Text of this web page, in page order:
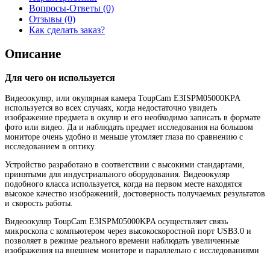
Вопросы-Ответы (0)
Отзывы (0)
Как сделать заказ?
Описание
Для чего он используется
Видеоокуляр, или окулярная камера ToupCam E3ISPM05000KPA
используется во всех случаях, когда недостаточно увидеть
изображение предмета в окуляр и его необходимо записать в формате
фото или видео. Да и наблюдать предмет исследования на большом
мониторе очень удобно и меньше утомляет глаза по сравнению с
исследованием в оптику.
Устройство разработано в соответствии с высокими стандартами,
принятыми для индустриального оборудования. Видеоокуляр
подобного класса используется, когда на первом месте находятся
высокое качество изображений, достоверность получаемых результатов
и скорость работы.
Видеоокуляр ToupCam E3ISPM05000KPA осуществляет связь
микроскопа с компьютером через высокоскоростной порт USB3.0 и
позволяет в режиме реального времени наблюдать увеличенные
изображения на внешнем мониторе и параллельно с исследованиями